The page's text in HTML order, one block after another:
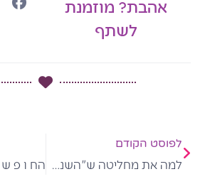
אהבת? מוזמנת
לשתף
לפוסט הקודם
למה את מחליטה ש"השנה אני עושה שינוי ב…" ולא מצליחה לעשות את השינוי?